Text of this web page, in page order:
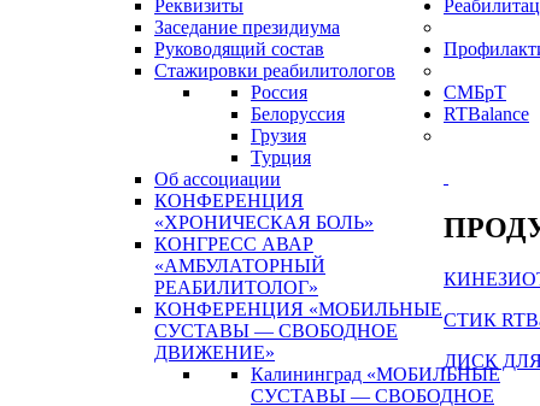
Реквизиты
Заседание президиума
Руководящий состав
Стажировки реабилитологов
Россия
Белоруссия
Грузия
Турция
Об ассоциации
КОНФЕРЕНЦИЯ
«ХРОНИЧЕСКАЯ БОЛЬ»
КОНГРЕСС АВАР
«АМБУЛАТОРНЫЙ
РЕАБИЛИТОЛОГ»
КОНФЕРЕНЦИЯ «МОБИЛЬНЫЕ
СУСТАВЫ — СВОБОДНОЕ
ДВИЖЕНИЕ»
Калининград «МОБИЛЬНЫЕ
СУСТАВЫ — СВОБОДНОЕ
СМБрТ
RTBalance
СТИК
ДИСК ДЛЯ